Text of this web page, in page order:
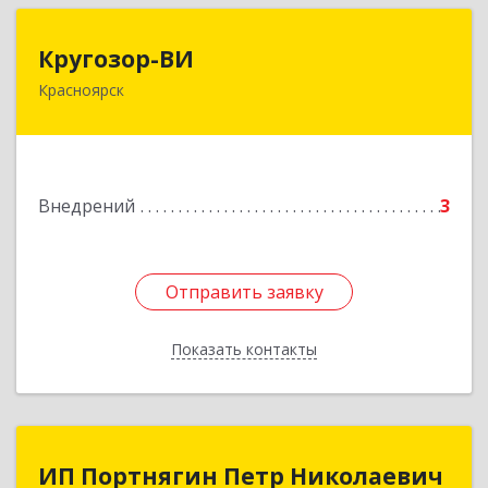
Кругозор-ВИ
Красноярск
Внедрений 3
Отправить заявку
Показать контакты
660049, Красноярский край, Красноярск г, Карла
Отправить заявку
Назад
ИП Портнягин Петр Николаевич